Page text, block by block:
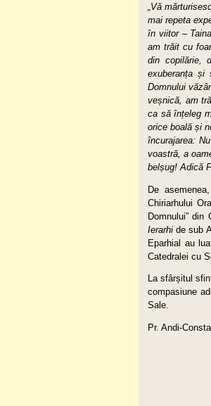
„Vă
mai repeta
în viitor –
am trăit cu
din copilărie,
exuberanța și
Domnului
veșnică, am
ca să înțeleg
orice boală și
încurajarea:
voastră, a
belșug! Adică
De
Chiriarhului
Domnului” din
Ierarhide sub
Eparhial au
Catedralei cu
La sfârșitul
compasiune
Sale.
Pr. Andi-